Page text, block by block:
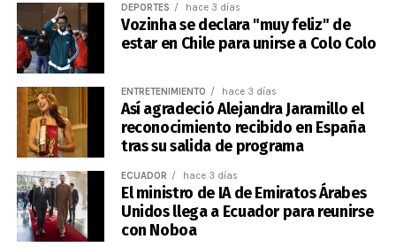
DEPORTES hace 3 días
Vozinha se declara "muy feliz" de
estar en Chile para unirse a Colo Colo
ENTRETENIMIENTO hace 3 días
Así agradeció Alejandra Jaramillo el
reconocimiento recibido en España
tras su salida de programa
ECUADOR hace 3 días
El ministro de IA de Emiratos Árabes
Unidos llega a Ecuador para reunirse
con Noboa